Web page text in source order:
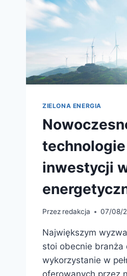
ZIELONA ENERGIA
inwestycji
Przez redakcja 07/08/
Największym
stoi obecnie branża
wykorzystanie w